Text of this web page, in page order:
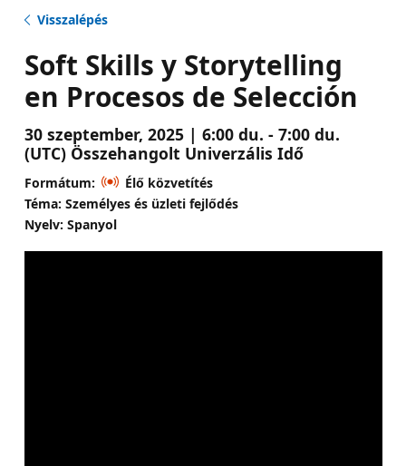
Visszalépés
Soft Skills y Storytelling
en Procesos de Selección
30 szeptember, 2025 | 6:00 du. - 7:00 du.
(UTC) Összehangolt Univerzális Idő
Formátum:
Élő közvetítés
Téma: Személyes és üzleti fejlődés
Nyelv: Spanyol